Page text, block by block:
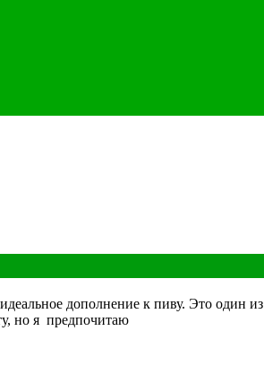
дополнение к пиву. Это
но я предпочитаю